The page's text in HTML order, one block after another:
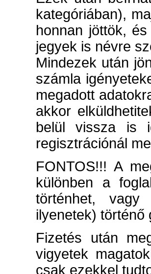
kategóriában),
honnan jöttök, és
jegyek is névre
Mindezek után
számla
megadott
akkor
belül vissza is
regisztrációnál
FONTOS!!! A
különben a
történhet, vagy
ilyenetek)
Fizetés után
vigyetek
csak ezekkel